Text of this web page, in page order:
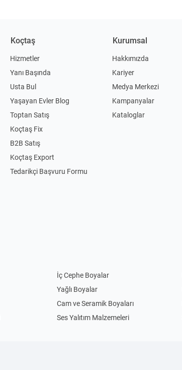
Koçtaş
Hizmetler
Yanı Başında
Usta Bul
Yaşayan Evler Blog
Toptan Satış
Koçtaş Fix
B2B Satış
Koçtaş Export
Tedarikçi Başvuru Formu
Kurumsal
Hakkımızda
Kariyer
Medya Merkezi
Kampanyalar
Kataloglar
İç Cephe Boyalar
Yağlı Boyalar
Cam ve Seramik Boyaları
Ses Yalıtım Malzemeleri